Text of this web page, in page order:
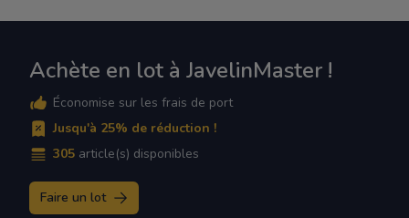
Achète en lot à JavelinMaster !
Économise sur les frais de port
Jusqu'à 25% de réduction !
305 article(s) disponibles
Faire un lot